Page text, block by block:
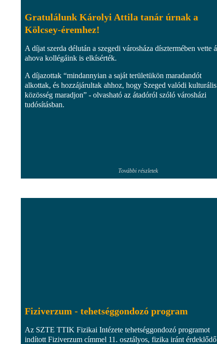
Gratulálunk Károlyi Attila tanár úrnak a
Kölcsey-éremhez!
A díjat szerda délután a szegedi városháza dísztermében vette
ahova kollégáink is elkísérték.
A díjazottak “mindannyian a saját területükön maradandót
alkottak, és hozzájárultak ahhoz, hogy Szeged valódi kulturális
közösség maradjon” - olvasható az átadóról szóló városházi
tudósításban.
További részletek
Fiziverzum - tehetséggondozó program
Az SZTE TTIK Fizikai Intézete tehetséggondozó programot
indított Fiziverzum címmel 11. osztályos, fizika iránt érdeklődő